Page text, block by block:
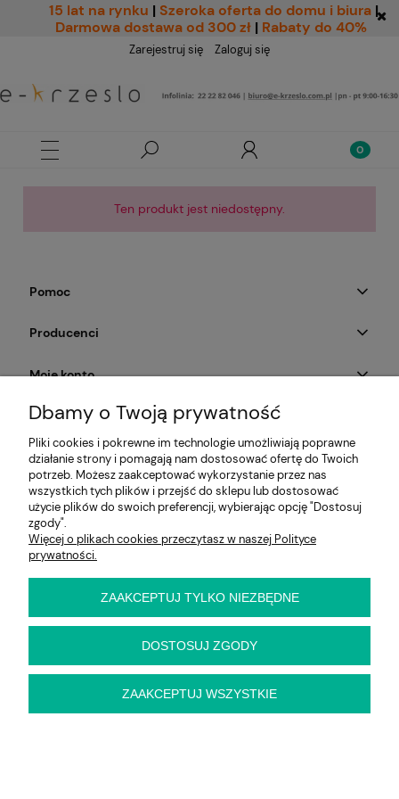
15 lat na rynku | Szeroka oferta do domu i biura |
Darmowa dostawa od 300 zł | Rabaty do 40%
Zarejestruj się Zaloguj się
Ten produkt jest niedostępny.
Pomoc
Producenci
Moje konto
Na skróty
Informacje
E-KRZESŁO
Biuro handlowe (bez ekspozycji). Prosimy o wcześniejszy
kontakt przed wizytą
ul. Cynamonowa 2,
56-410 Dobroszyce,
Kontakt:
biuro@e-krzeslo.com.pl
Dbamy o Twoją prywatność
Pliki cookies i pokrewne im technologie umożliwiają poprawne
działanie strony i pomagają nam dostosować ofertę do Twoich
potrzeb. Możesz zaakceptować wykorzystanie przez nas
wszystkich tych plików i przejść do sklepu lub dostosować
użycie plików do swoich preferencji, wybierając opcję "Dostosuj
zgody".
Więcej o plikach cookies przeczytasz w naszej Polityce
prywatności.
ZAAKCEPTUJ TYLKO NIEZBĘDNE
DOSTOSUJ ZGODY
ZAAKCEPTUJ WSZYSTKIE